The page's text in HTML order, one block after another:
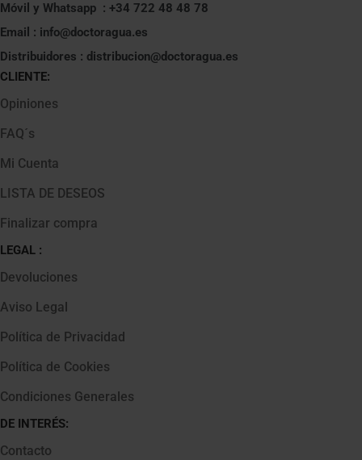
Móvil y Whatsapp : +34 722 48 48 78
Email : info@doctoragua.es
Distribuidores : distribucion@doctoragua.es
CLIENTE:
Opiniones
FAQ´s
Mi Cuenta
LISTA DE DESEOS
Finalizar compra
LEGAL :
Devoluciones
Aviso Legal
Política de Privacidad
Política de Cookies
Condiciones Generales
DE INTERÉS:
Contacto